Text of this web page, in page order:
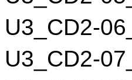
U3_CD2-
U3_CD2-